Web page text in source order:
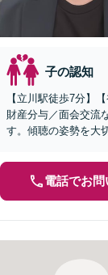
子の認知
【立川駅徒歩7分】
財産分与／面会交流
す。傾聴の姿勢を大
電話でお